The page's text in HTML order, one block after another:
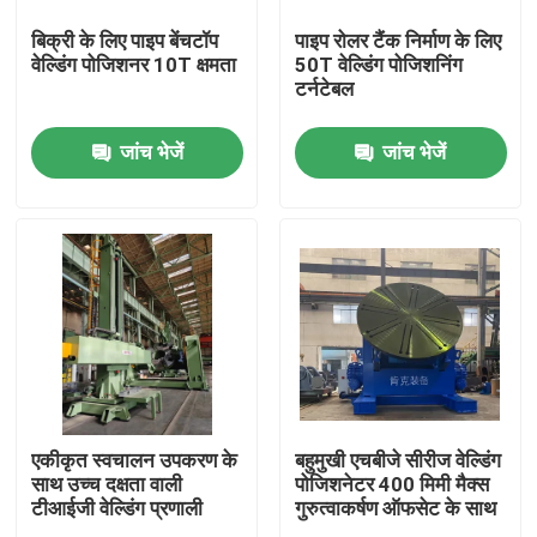
उत्पादों
हमारे बारे में
कारखाना भ्रमण
गुणवत्ता नियंत्रण
बिक्री के लिए पाइप बेंचटॉप
वेल्डिंग पोजिशनर 10T क्षमता
जांच भेजें
पाइप रोलर टैंक निर्माण के लिए
50T वेल्डिंग पोजिशनिंग
टर्नटेबल
जांच भेजें
एकीकृत स्वचालन उपकरण के
साथ उच्च दक्षता वाली
टीआईजी वेल्डिंग प्रणाली
बहुमुखी एचबीजे सीरीज वेल्डिंग
पोजिशनेटर 400 मिमी मैक्स
गुरुत्वाकर्षण ऑफसेट के साथ